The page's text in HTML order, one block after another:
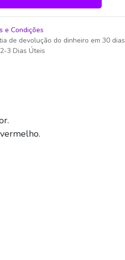
e Condições
de devolução do dinheiro em 30 dias
3 Dias Úteis